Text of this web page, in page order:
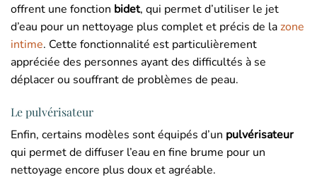
offrent une fonction bidet, qui permet d’utiliser le jet
d’eau pour un nettoyage plus complet et précis de lazone
intime. Cette fonctionnalité est particulièrement
appréciée des personnes ayant des difficultés à se
déplacer ou souffrant de problèmes de peau.
Le pulvérisateur
Enfin, certains modèles sont équipés d’un pulvérisateur
qui permet de diffuser l’eau en fine brume pour un
nettoyage encore plus doux et agréable.